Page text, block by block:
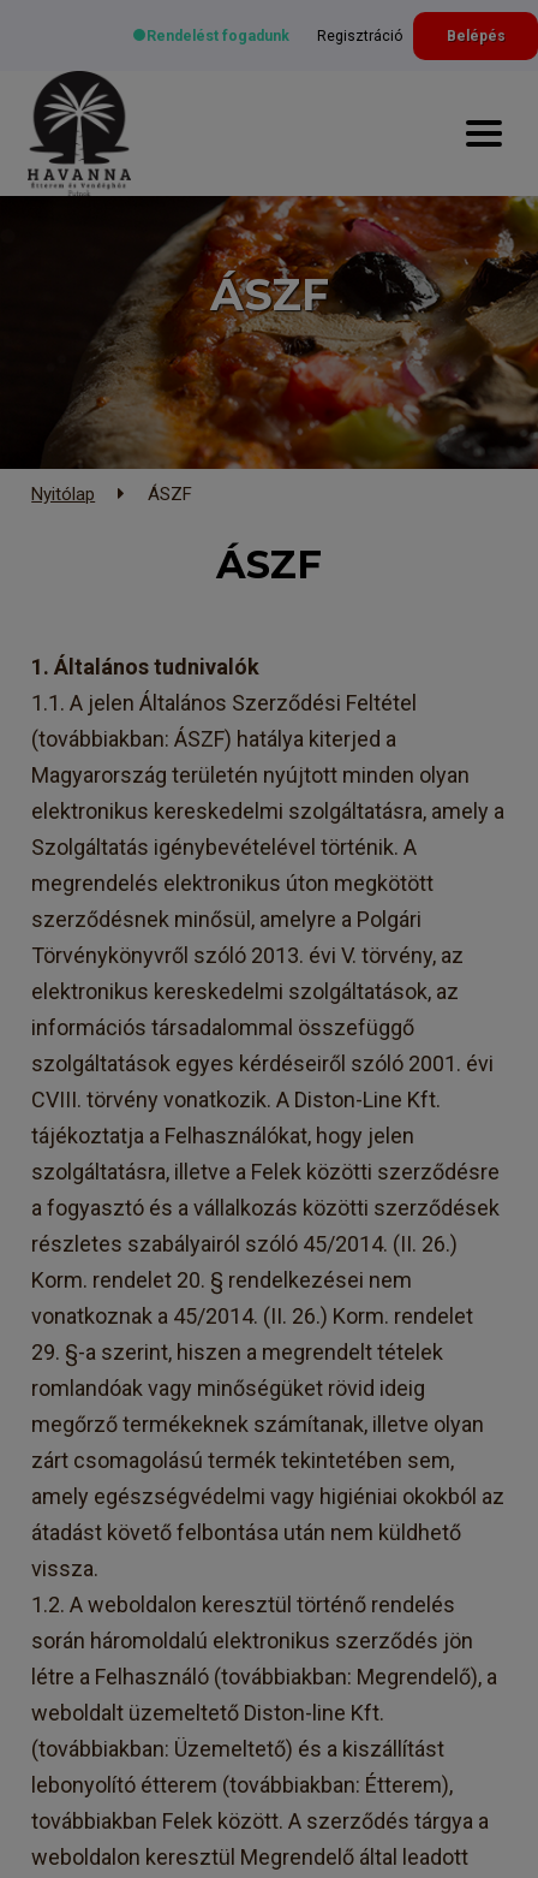
Rendelést fogadunk Regisztráció Belépés
ÁSZF
Nyitólap ÁSZF
ÁSZF
1. Általános tudnivalók
1.1. A jelen Általános Szerződési Feltétel
(továbbiakban: ÁSZF) hatálya kiterjed a
Magyarország területén nyújtott minden olyan
elektronikus kereskedelmi szolgáltatásra, amely a
Szolgáltatás igénybevételével történik. A
megrendelés elektronikus úton megkötött
szerződésnek minősül, amelyre a Polgári
Törvénykönyvről szóló 2013. évi V. törvény, az
elektronikus kereskedelmi szolgáltatások, az
információs társadalommal összefüggő
szolgáltatások egyes kérdéseiről szóló 2001. évi
CVIII. törvény vonatkozik. A Diston-Line Kft.
tájékoztatja a Felhasználókat, hogy jelen
szolgáltatásra, illetve a Felek közötti szerződésre
a fogyasztó és a vállalkozás közötti szerződések
részletes szabályairól szóló 45/2014. (II. 26.)
Korm. rendelet 20. § rendelkezései nem
vonatkoznak a 45/2014. (II. 26.) Korm. rendelet
29. §-a szerint, hiszen a megrendelt tételek
romlandóak vagy minőségüket rövid ideig
megőrző termékeknek számítanak, illetve olyan
zárt csomagolású termék tekintetében sem,
amely egészségvédelmi vagy higiéniai okokból az
átadást követő felbontása után nem küldhető
vissza.
1.2. A weboldalon keresztül történő rendelés
során háromoldalú elektronikus szerződés jön
létre a Felhasználó (továbbiakban: Megrendelő), a
weboldalt üzemeltető Diston-line Kft.
(továbbiakban: Üzemeltető) és a kiszállítást
lebonyolító étterem (továbbiakban: Étterem),
továbbiakban Felek között. A szerződés tárgya a
weboldalon keresztül Megrendelő által leadott